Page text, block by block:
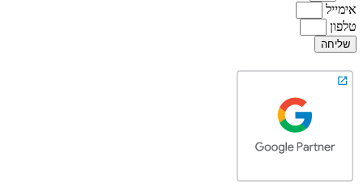
אימייל
טלפון
שליחה